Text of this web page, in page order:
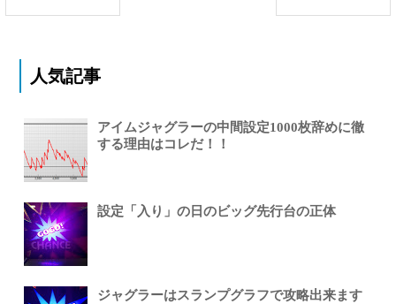
人気記事
アイムジャグラーの中間設定1000枚辞めに徹
する理由はコレだ！！
設定「入り」の日のビッグ先行台の正体
ジャグラーはスランプグラフで攻略出来ます